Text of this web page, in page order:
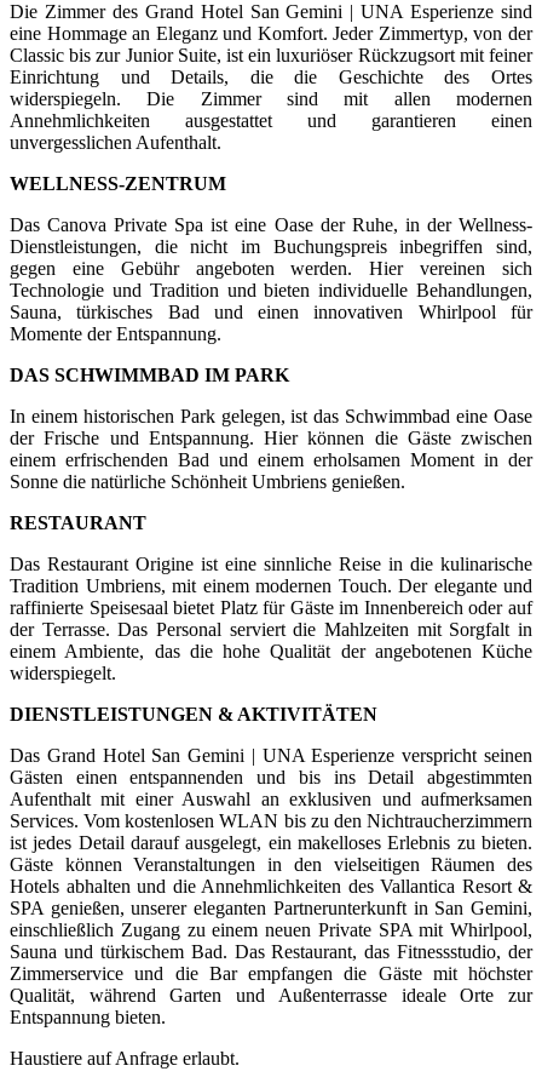
Die Zimmer des Grand Hotel San Gemini | UNA Esperienze sind
eine Hommage an Eleganz und Komfort. Jeder Zimmertyp, von der
Classic bis zur Junior Suite, ist ein luxuriöser Rückzugsort mit feiner
Einrichtung und Details, die die Geschichte des Ortes
widerspiegeln. Die Zimmer sind mit allen modernen
Annehmlichkeiten ausgestattet und garantieren einen
unvergesslichen Aufenthalt.
WELLNESS-ZENTRUM
Das Canova Private Spa ist eine Oase der Ruhe, in der Wellness-
Dienstleistungen, die nicht im Buchungspreis inbegriffen sind,
gegen eine Gebühr angeboten werden. Hier vereinen sich
Technologie und Tradition und bieten individuelle Behandlungen,
Sauna, türkisches Bad und einen innovativen Whirlpool für
Momente der Entspannung.
DAS SCHWIMMBAD IM PARK
In einem historischen Park gelegen, ist das Schwimmbad eine Oase
der Frische und Entspannung. Hier können die Gäste zwischen
einem erfrischenden Bad und einem erholsamen Moment in der
Sonne die natürliche Schönheit Umbriens genießen.
RESTAURANT
Das Restaurant Origine ist eine sinnliche Reise in die kulinarische
Tradition Umbriens, mit einem modernen Touch. Der elegante und
raffinierte Speisesaal bietet Platz für Gäste im Innenbereich oder auf
der Terrasse. Das Personal serviert die Mahlzeiten mit Sorgfalt in
einem Ambiente, das die hohe Qualität der angebotenen Küche
widerspiegelt.
DIENSTLEISTUNGEN & AKTIVITÄTEN
Das Grand Hotel San Gemini | UNA Esperienze verspricht seinen
Gästen einen entspannenden und bis ins Detail abgestimmten
Aufenthalt mit einer Auswahl an exklusiven und aufmerksamen
Services. Vom kostenlosen WLAN bis zu den Nichtraucherzimmern
ist jedes Detail darauf ausgelegt, ein makelloses Erlebnis zu bieten.
Gäste können Veranstaltungen in den vielseitigen Räumen des
Hotels abhalten und die Annehmlichkeiten des Vallantica Resort &
SPA genießen, unserer eleganten Partnerunterkunft in San Gemini,
einschließlich Zugang zu einem neuen Private SPA mit Whirlpool,
Sauna und türkischem Bad. Das Restaurant, das Fitnessstudio, der
Zimmerservice und die Bar empfangen die Gäste mit höchster
Qualität, während Garten und Außenterrasse ideale Orte zur
Entspannung bieten.
Haustiere auf Anfrage erlaubt.